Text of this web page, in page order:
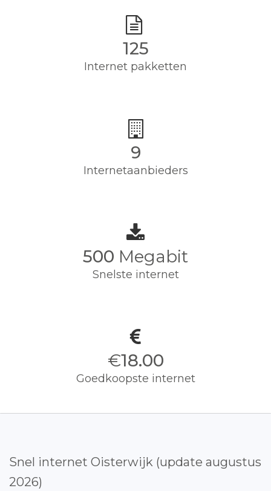
125
Internet pakketten
9
Internetaanbieders
500 Megabit
Snelste internet
€18.00
Goedkoopste internet
Snel internet Oisterwijk (update augustus
2026)